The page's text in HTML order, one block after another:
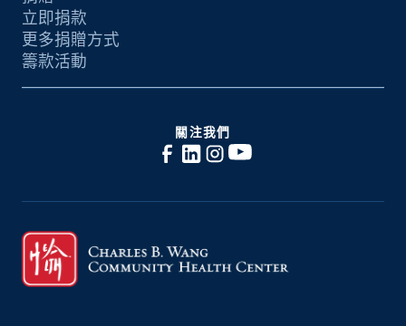
立即捐款
更多捐贈方式
籌款活動
關注我們